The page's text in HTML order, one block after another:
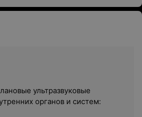
ультразвуковые
органов и систем: